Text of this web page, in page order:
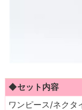
◆セット内容
ワンピース/ネクタ